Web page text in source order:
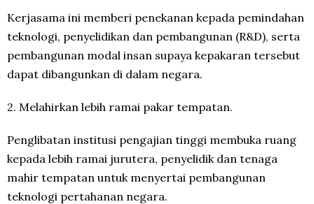
Kerjasama ini memberi penekanan kepada pemindahan
teknologi, penyelidikan dan pembangunan (R&D), serta
pembangunan modal insan supaya kepakaran tersebut
dapat dibangunkan di dalam negara.
2.⁠ ⁠Melahirkan lebih ramai pakar tempatan.
Penglibatan institusi pengajian tinggi membuka ruang
kepada lebih ramai jurutera, penyelidik dan tenaga
mahir tempatan untuk menyertai pembangunan
teknologi pertahanan negara.